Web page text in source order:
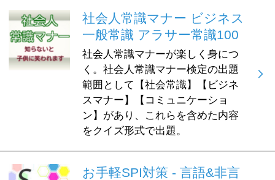
社会人常識マナー ビジネス
一般常識 アラサー常識100
社会人常識マナーが楽しく身につ
く。社会人常識マナー検定の出題
範囲として【社会常識】【ビジネ
スマナー】【コミュニケーショ
ン】があり、これらを含めた内容
をクイズ形式で出題。
お手軽SPI対策 - 言語&非言